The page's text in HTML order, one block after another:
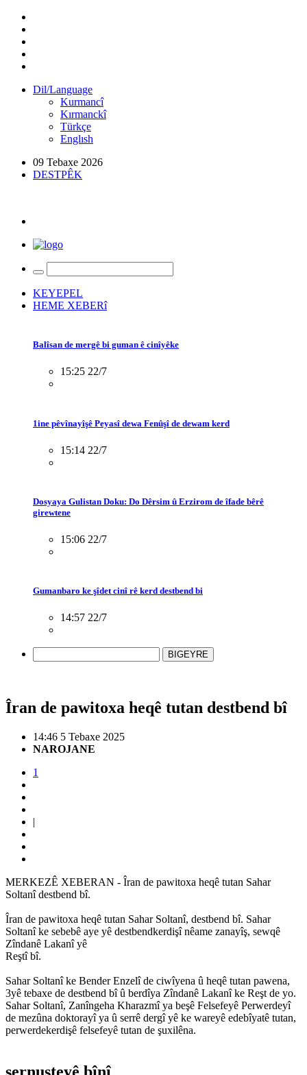
Dil/Language
Kurmancî
Kırmanckî
Türkçe
Englısh
09 Tebaxe 2026
DESTPÊK
KEYEPEL
HEME XEBERî
Balîsan de mergê bi guman ê cinîyêke
15:25 22/7
1ine pêvînayîşê Peyasî dewa Fenûşî de dewam kerd
15:14 22/7
Dosyaya Gulistan Doku: Do Dêrsim û Erzirom de îfade bêrê
girewtene
15:06 22/7
Gumanbaro ke şîdet cinî rê kerd destbend bi
14:57 22/7
BIGEYRE
Îran de pawitoxa heqê tutan destbend bî
14:46 5 Tebaxe 2025
NAROJANE
1
|
MERKEZÊ XEBERAN - Îran de pawitoxa heqê tutan Sahar
Soltanî destbend bî.
Îran de pawitoxa heqê tutan Sahar Soltanî, destbend bî. Sahar
Soltanî ke sebebê aye yê destbendkerdişî nêame zanayîş, sewqê
Zîndanê Lakanî yê
Reştî bî.
Sahar Soltanî ke Bender Enzelî de ciwîyena û heqê tutan pawena,
3yê tebaxe de destbend bî û berdîya Zîndanê Lakanî ke Reşt de yo.
Sahar Soltanî, Zanîngeha Kharazmî ya beşê Felsefeyê Perwerdeyî
de mezûna doktorayî ya û serrê dergî yê ke wareyê edebîyatê tutan,
perwerdekerdişê felsefeyê tutan de şuxilêna.